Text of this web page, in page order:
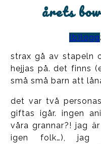
årets
(b)logg
strax gå av stapeln
hejjas på. det finns
små små barn att
det var två
giftas igår. ingen
våra grannar?! jag
igen folk…),